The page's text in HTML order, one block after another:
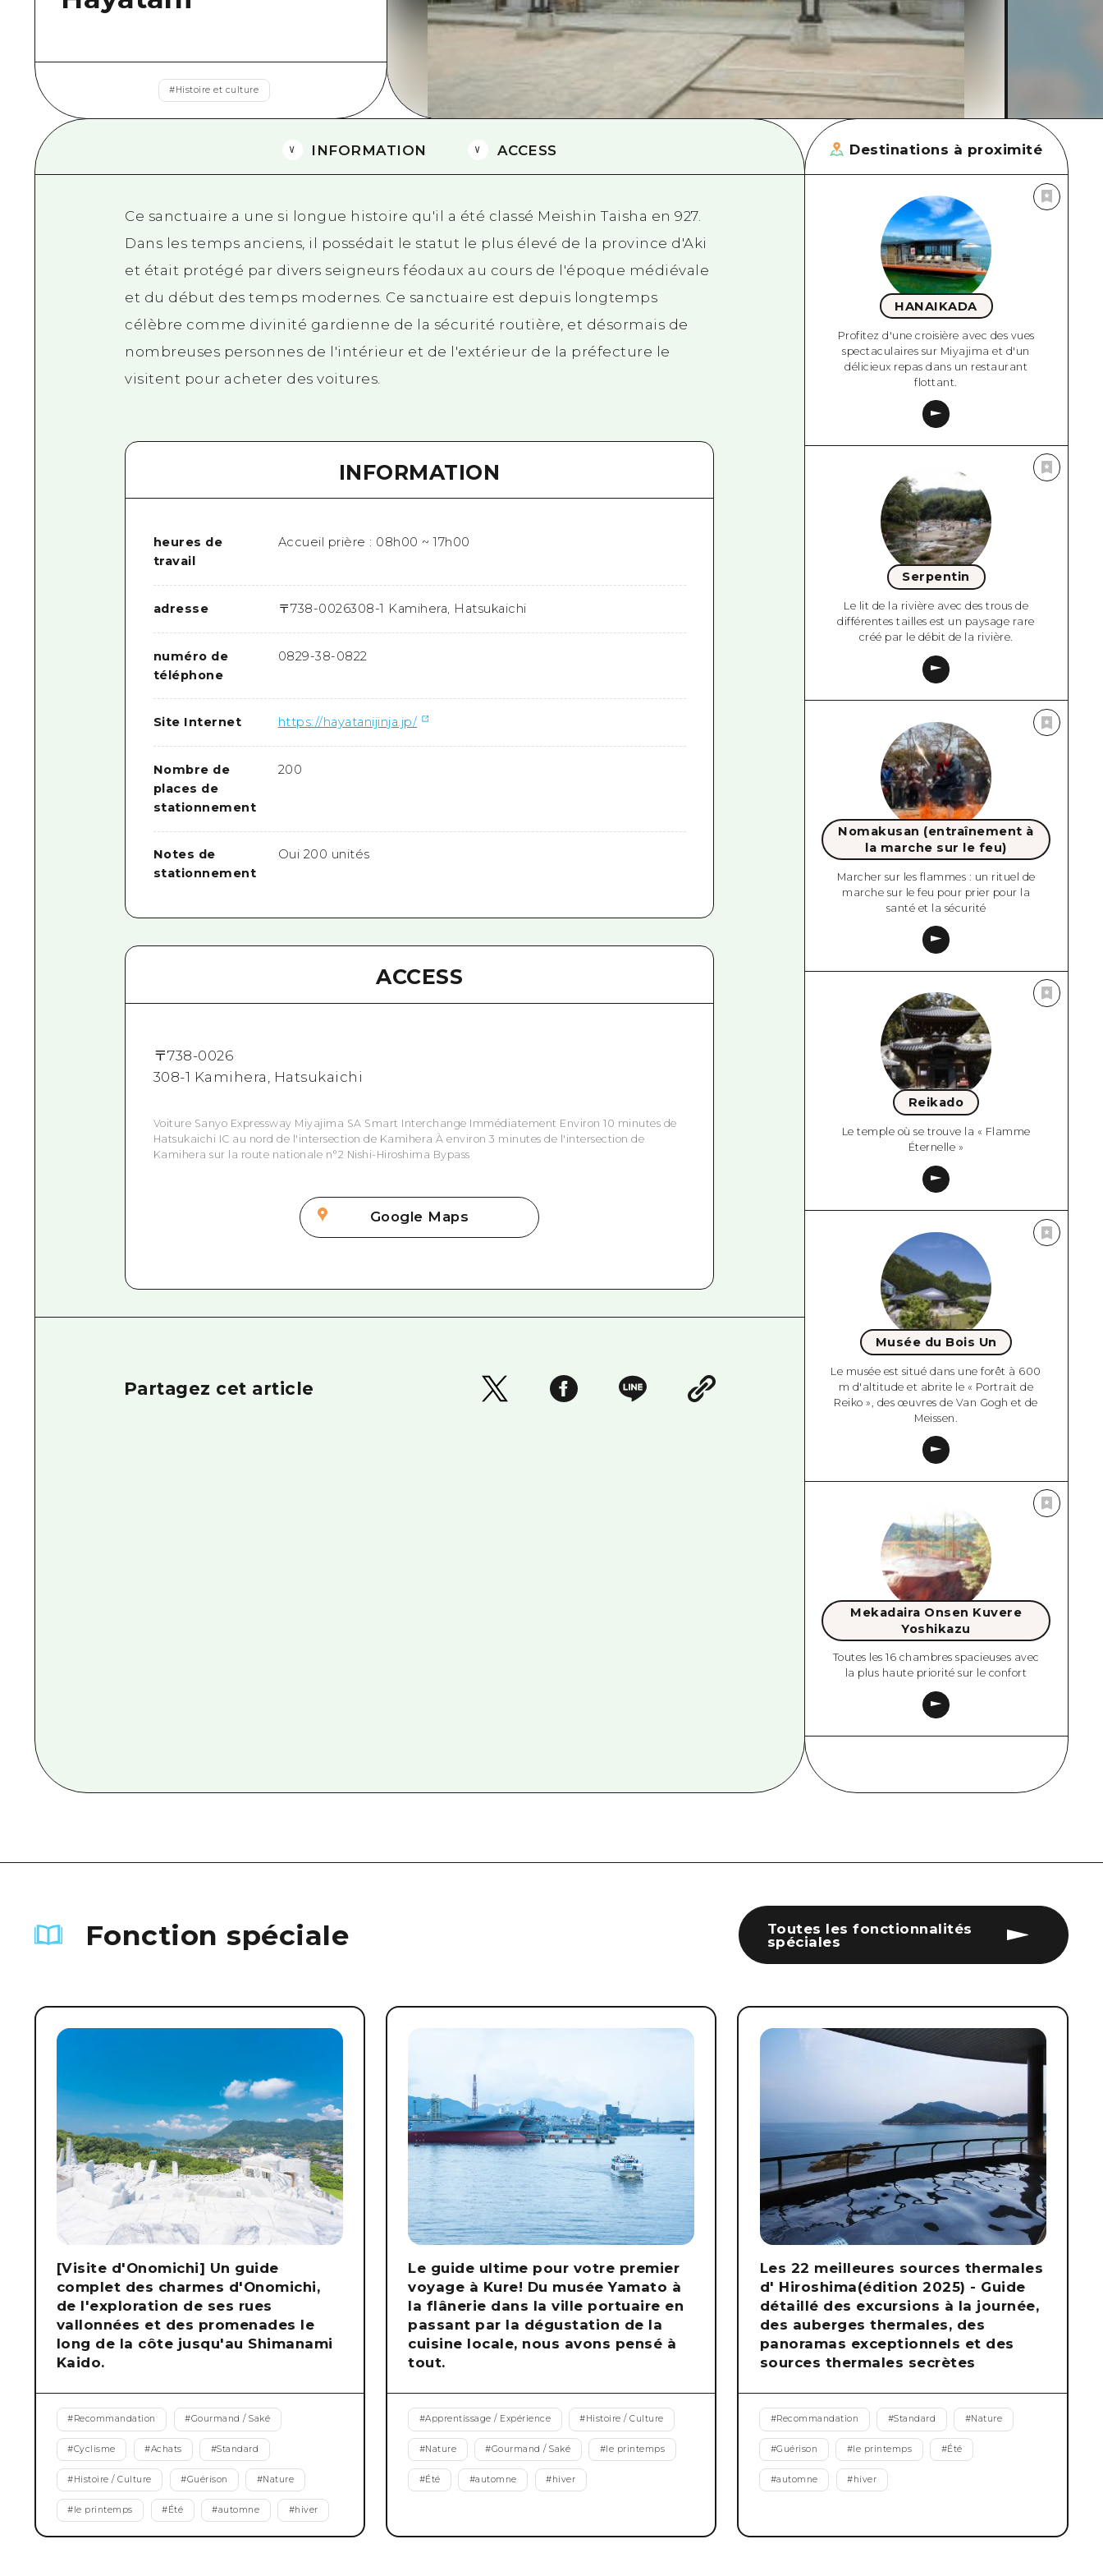
Est de Yamaguchi
Ehime
#Histoire et culture
INFORMATION ACCESS
Ce sanctuaire a une si longue histoire qu'il a été classé Meishin Taisha en 927.
Dans les temps anciens, il possédait le statut le plus élevé de la province d'Aki
et était protégé par divers seigneurs féodaux au cours de l'époque médiévale
et du début des temps modernes. Ce sanctuaire est depuis longtemps
célèbre comme divinité gardienne de la sécurité routière, et désormais de
nombreuses personnes de l'intérieur et de l'extérieur de la préfecture le
visitent pour acheter des voitures.
INFORMATION
heures de
travail
Accueil prière : 08h00 ~ 17h00
adresse 〒738-0026308-1 Kamihera, Hatsukaichi
numéro de
téléphone
0829-38-0822
Site Internet https://hayatanijinja.jp/
Nombre de
places de
stationnement
200
Notes de
stationnement
Oui 200 unités
ACCESS
〒738-0026
308-1 Kamihera, Hatsukaichi
Voiture Sanyo Expressway Miyajima SA Smart Interchange Immédiatement Environ 10 minutes de
Hatsukaichi IC au nord de l'intersection de Kamihera À environ 3 minutes de l'intersection de
Kamihera sur la route nationale n°2 Nishi-Hiroshima Bypass
Google Maps
Partagez cet article
Destinations à proximité
HANAIKADA
Profitez d'une croisière avec des vues
spectaculaires sur Miyajima et d'un
délicieux repas dans un restaurant
flottant.
Serpentin
Le lit de la rivière avec des trous de
différentes tailles est un paysage rare
créé par le débit de la rivière.
Nomakusan (entraînement à
la marche sur le feu)
Marcher sur les flammes : un rituel de
marche sur le feu pour prier pour la
santé et la sécurité
Reikado
Le temple où se trouve la « Flamme
Éternelle »
Musée du Bois Un
Le musée est situé dans une forêt à 600
m d'altitude et abrite le « Portrait de
Reiko », des œuvres de Van Gogh et de
Meissen.
Mekadaira Onsen Kuvere
Yoshikazu
Toutes les 16 chambres spacieuses avec
la plus haute priorité sur le confort
Fonction spéciale
Toutes les fonctionnalités
spéciales
[Visite d'Onomichi] Un guide
complet des charmes d'Onomichi,
de l'exploration de ses rues
vallonnées et des promenades le
long de la côte jusqu'au Shimanami
Kaido.
#Recommandation #Gourmand / Saké
#Cyclisme #Achats #Standard
#Histoire / Culture #Guérison #Nature
# le printemps #Été #automne #hiver
Le guide ultime pour votre premier
voyage à Kure! Du musée Yamato à
la flânerie dans la ville portuaire en
passant par la dégustation de la
cuisine locale, nous avons pensé à
tout.
#Apprentissage / Expérience #Histoire / Culture
#Nature #Gourmand / Saké # le printemps
#Été #automne #hiver
Les 22 meilleures sources thermales
d' Hiroshima(édition 2025) - Guide
détaillé des excursions à la journée,
des auberges thermales, des
panoramas exceptionnels et des
sources thermales secrètes
#Recommandation #Standard #Nature
#Guérison # le printemps #Été
#automne #hiver